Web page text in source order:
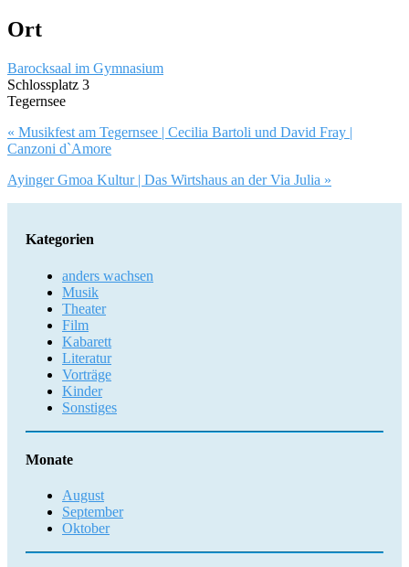
Ort
Barocksaal im Gymnasium
Schlossplatz 3
Tegernsee
Artikel-
Navigation
« Musikfest am Tegernsee | Cecilia Bartoli und David Fray |
Canzoni d`Amore
Ayinger Gmoa Kultur | Das Wirtshaus an der Via Julia »
Kategorien
anders wachsen
Musik
Theater
Film
Kabarett
Literatur
Vorträge
Kinder
Sonstiges
Monate
August
September
Oktober